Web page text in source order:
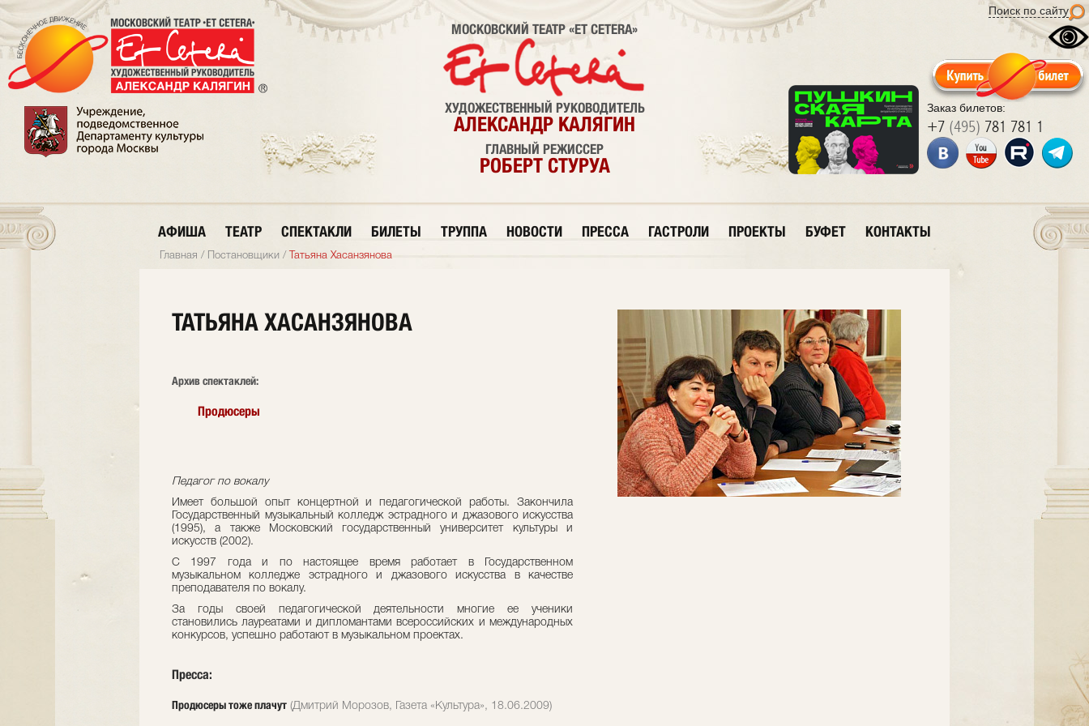
Поиск по сайту
Заказ билетов:
+7 (495) 781 781 1
МОСКОВСКИЙ ТЕАТР «ET CETERA»
ХУДОЖЕСТВЕННЫЙ РУКОВОДИТЕЛЬ
АЛЕКСАНДР КАЛЯГИН
ГЛАВНЫЙ РЕЖИССЕР
РОБЕРТ СТУРУА
АФИША ТЕАТР СПЕКТАКЛИ БИЛЕТЫ ТРУППА НОВОСТИ ПРЕССА ГАСТРОЛИ ПРОЕКТЫ БУФЕТ КОНТАКТЫ
Главная / Постановщики / Татьяна Хасанзянова
ТАТЬЯНА ХАСАНЗЯНОВА
Архив спектаклей:
Продюсеры
Педагог по вокалу
Имеет большой опыт концертной и педагогической работы. Закончила
Государственный музыкальный колледж эстрадного и джазового искусства
(1995), а также Московский государственный университет культуры и
искусств (2002).
С 1997 года и по настоящее время работает в Государственном
музыкальном колледже эстрадного и джазового искусства в качестве
преподавателя по вокалу.
За годы своей педагогической деятельности многие ее ученики
становились лауреатами и дипломантами всероссийских и международных
конкурсов, успешно работают в музыкальном проектах.
Пресса:
Продюсеры тоже плачут (Дмитрий Морозов, Газета «Культура», 18.06.2009)